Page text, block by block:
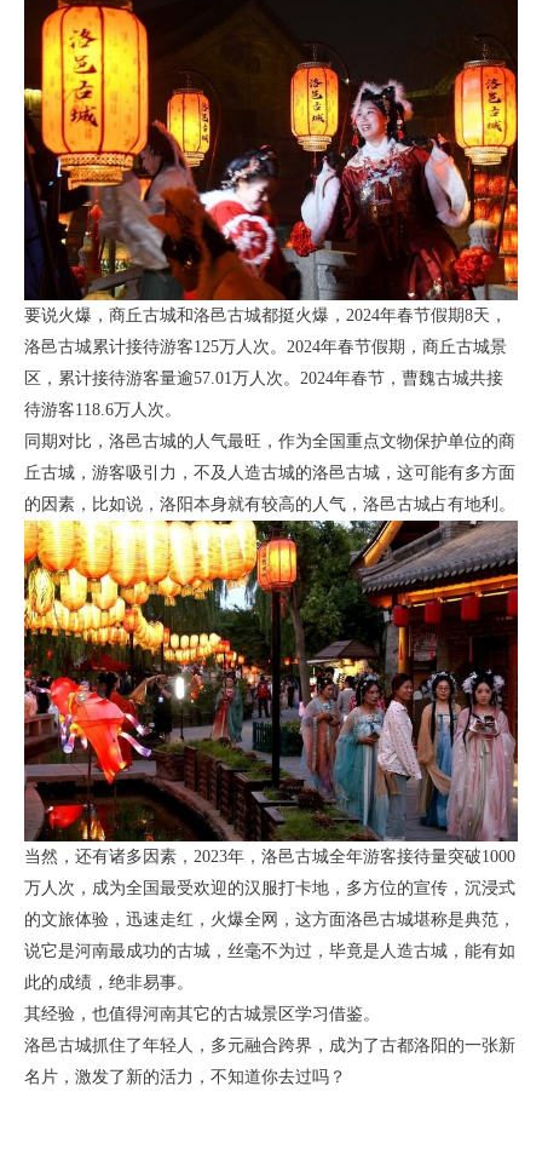
要说火爆，商丘古城和洛邑古城都挺火爆，2024年春节假期8天，
洛邑古城累计接待游客125万人次。2024年春节假期，商丘古城景
区，累计接待游客量逾57.01万人次。2024年春节，曹魏古城共接
待游客118.6万人次。
同期对比，洛邑古城的人气最旺，作为全国重点文物保护单位的商
丘古城，游客吸引力，不及人造古城的洛邑古城，这可能有多方面
的因素，比如说，洛阳本身就有较高的人气，洛邑古城占有地利。
当然，还有诸多因素，2023年，洛邑古城全年游客接待量突破1000
万人次，成为全国最受欢迎的汉服打卡地，多方位的宣传，沉浸式
的文旅体验，迅速走红，火爆全网，这方面洛邑古城堪称是典范，
说它是河南最成功的古城，丝毫不为过，毕竟是人造古城，能有如
此的成绩，绝非易事。
其经验，也值得河南其它的古城景区学习借鉴。
洛邑古城抓住了年轻人，多元融合跨界，成为了古都洛阳的一张新
名片，激发了新的活力，不知道你去过吗？